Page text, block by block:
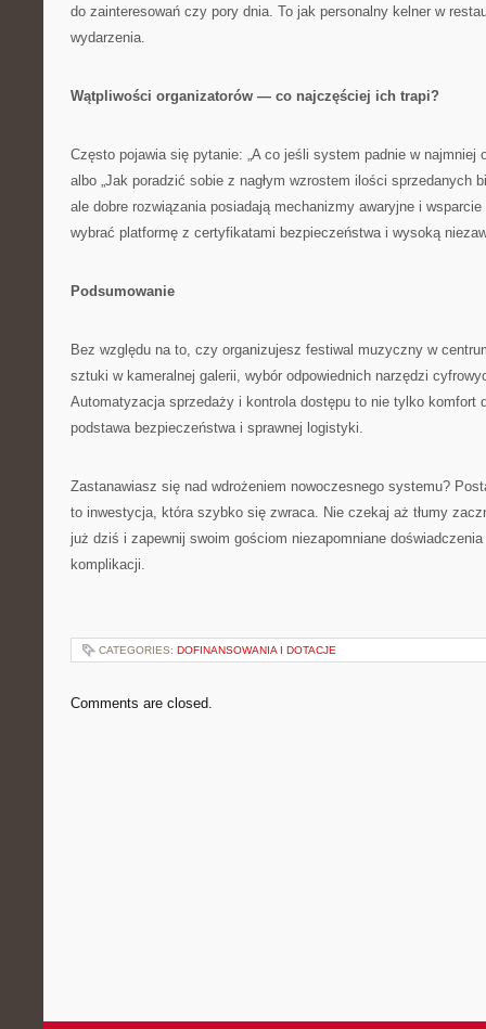
do zainteresowań czy pory dnia. To jak personalny kelner w
wydarzenia.
Wątpliwości organizatorów — co najczęściej ich trapi?
Często pojawia się pytanie: „A co jeśli system padnie w najmniej
albo „Jak poradzić sobie z nagłym wzrostem ilości sprzedanych
ale dobre rozwiązania posiadają mechanizmy awaryjne i
wybrać platformę z certyfikatami bezpieczeństwa i wysoką
Podsumowanie
Bez względu na to, czy organizujesz festiwal muzyczny w
sztuki w kameralnej galerii, wybór odpowiednich narzędzi
Automatyzacja sprzedaży i kontrola dostępu to nie tylko komfort
podstawa bezpieczeństwa i sprawnej logistyki.
Zastanawiasz się nad wdrożeniem nowoczesnego systemu?
to inwestycja, która szybko się zwraca. Nie czekaj aż tłumy
już dziś i zapewnij swoim gościom niezapomniane
komplikacji.
CATEGORIES: DOFINANSOWANIA I DOTACJE
Comments are closed.